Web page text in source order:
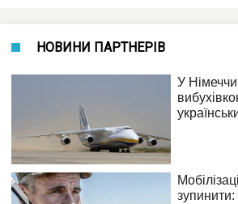
НОВИНИ ПАРТНЕРІВ